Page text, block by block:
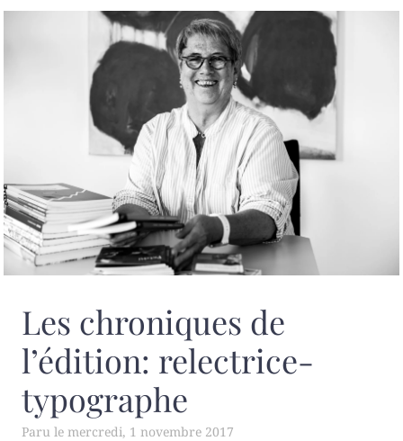
Les chroniques de
l’édition: relectrice-
typographe
mercredi, 1 novembre 2017